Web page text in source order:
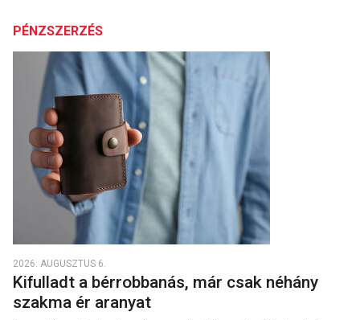
PÉNZSZERZÉS
2026. AUGUSZTUS 6.
Kifulladt a bérrobbanás, már csak néhány
szakma ér aranyat